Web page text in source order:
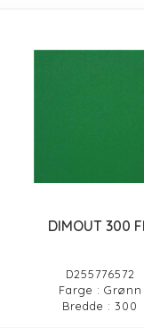
DIMOUT 300
D255776572
Farge : Grønn
Bredde : 300